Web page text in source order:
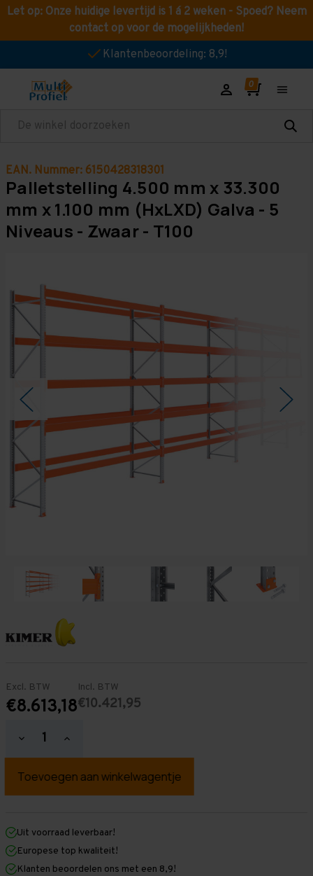
Let op: Onze huidige levertijd is 1 á 2 weken - Spoed? Neem
contact op voor de mogelijkheden!
Klantenbeoordeling: 8,9!
Zoeken
EAN. Nummer: 6150428318301
Palletstelling 4.500 mm x 33.300
mm x 1.100 mm (HxLXD) Galva - 5
Niveaus - Zwaar - T100
Excl. BTW
€8.613,18
Incl. BTW
€10.421,95
Hoeveelheid
verlagen
Palletstelling
mm
mm
x
1.100
mm
Hoeveelheid
verhogen
Palletstelling
mm
mm
1.100
mm
Uit voorraad leverbaar!
Europese top kwaliteit!
Klanten beoordelen ons met een 8,9!